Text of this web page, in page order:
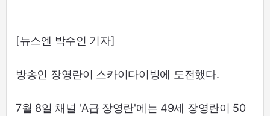
[뉴스엔 박수인 기자]
방송인 장영란이 스카이다이빙에 도전했다.
7월 8일 채널 'A급 장영란'에는 49세 장영란이 50